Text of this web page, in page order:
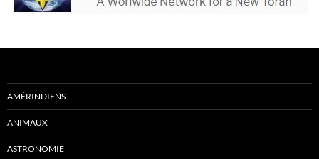
AMÉRINDIENS
ANIMAUX
ASTRONOMIE